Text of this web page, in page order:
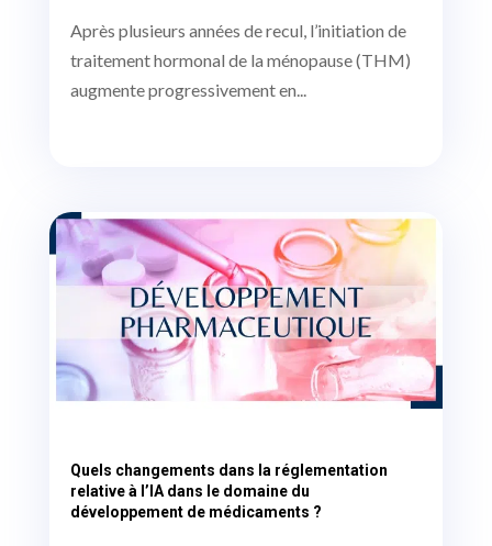
Après plusieurs années de recul, l’initiation de
traitement hormonal de la ménopause (THM)
augmente progressivement en...
Quels changements dans la réglementation
relative à l’IA dans le domaine du
développement de médicaments ?